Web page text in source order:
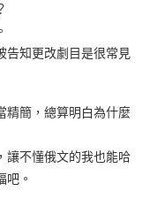
告知更改劇目是很常見
精簡，總算明白為什麼
讓不懂俄文的我也能哈
吧。